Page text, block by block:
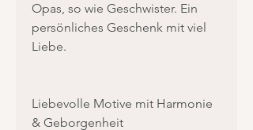
Opas, so wie Geschwister. Ein
persönliches Geschenk mit viel
Liebe.
Liebevolle Motive mit Harmonie
& Geborgenheit